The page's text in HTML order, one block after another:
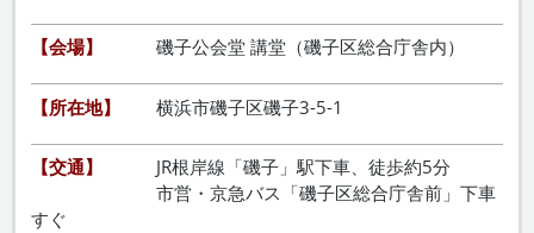
【会場】 磯子公会堂 講堂（磯子区総合庁舎内）
【所在地】 横浜市磯子区磯子3-5-1
【交通】
JR根岸線「磯子」駅下車、徒歩約5分
市営・京急バス「磯子区総合庁舎前」下車
すぐ